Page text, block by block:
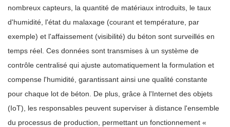
nombreux capteurs, la quantité de matériaux introduits, le taux
d'humidité, l'état du malaxage (courant et température, par
exemple) et l'affaissement (visibilité) du béton sont surveillés en
temps réel. Ces données sont transmises à un système de
contrôle centralisé qui ajuste automatiquement la formulation et
compense l'humidité, garantissant ainsi une qualité constante
pour chaque lot de béton. De plus, grâce à l'Internet des objets
(IoT), les responsables peuvent superviser à distance l'ensemble
du processus de production, permettant un fonctionnement «